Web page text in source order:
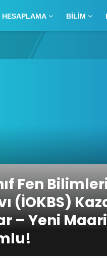
HESAPLAMA BILIM
Fen
(İOKBS)
– Yeni